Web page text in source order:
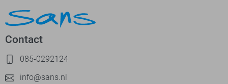
Contact
085-0292124
info@sans.nl